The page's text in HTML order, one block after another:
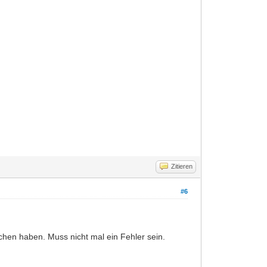
Zitieren
#6
haben. Muss nicht mal ein Fehler sein.